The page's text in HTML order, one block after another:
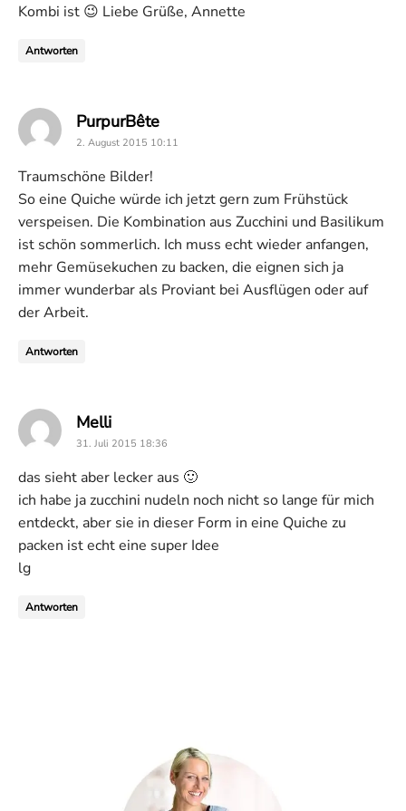
Kombi ist 😉 Liebe Grüße, Annette
Antworten
PurpurBêtesays:
2. August 2015 10:11
Traumschöne Bilder!
So eine Quiche würde ich jetzt gern zum Frühstück
verspeisen. Die Kombination aus Zucchini und Basilikum
ist schön sommerlich. Ich muss echt wieder anfangen,
mehr Gemüsekuchen zu backen, die eignen sich ja
immer wunderbar als Proviant bei Ausflügen oder auf
der Arbeit.
Antworten
Mellisays:
31. Juli 2015 18:36
das sieht aber lecker aus 🙂
ich habe ja zucchini nudeln noch nicht so lange für mich
entdeckt, aber sie in dieser Form in eine Quiche zu
packen ist echt eine super Idee
lg
Antworten